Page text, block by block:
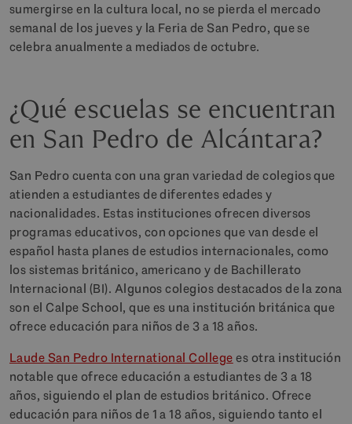
sumergirse en la cultura local, no se pierda el mercado
semanal de los jueves y la Feria de San Pedro, que se
celebra anualmente a mediados de octubre.
¿Qué escuelas se encuentran
en San Pedro de Alcántara?
San Pedro cuenta con una gran variedad de colegios que
atienden a estudiantes de diferentes edades y
nacionalidades. Estas instituciones ofrecen diversos
programas educativos, con opciones que van desde el
español hasta planes de estudios internacionales, como
los sistemas británico, americano y de Bachillerato
Internacional (BI). Algunos colegios destacados de la zona
son el Calpe School, que es una institución británica que
ofrece educación para niños de 3 a 18 años.
Laude San Pedro International Collegees otra institución
notable que ofrece educación a estudiantes de 3 a 18
años, siguiendo el plan de estudios británico. Ofrece
educación para niños de 1 a 18 años, siguiendo tanto el